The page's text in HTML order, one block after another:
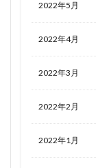
2022年5月
2022年4月
2022年3月
2022年2月
2022年1月